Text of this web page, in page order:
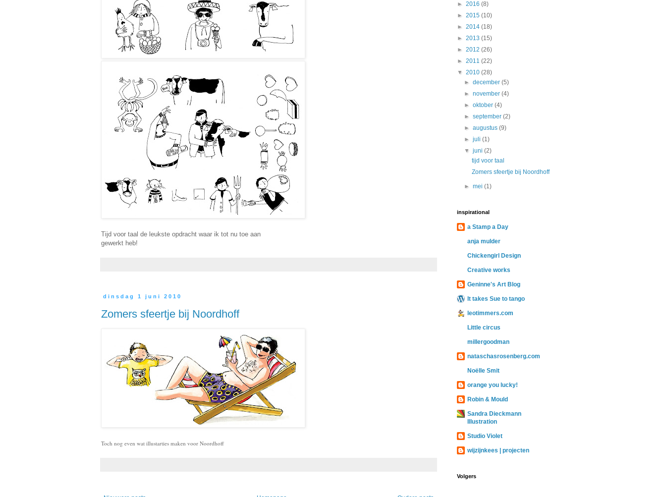
Tijd voor taal de leukste opdracht waar ik tot nu toe aan
gewerkt heb!
dinsdag 1 juni 2010
Zomers sfeertje bij Noordhoff
Toch nog even wat illustarties maken voor Noordhoff
► 2016 (8)
► 2015 (10)
► 2014 (18)
► 2013 (15)
► 2012 (26)
► 2011 (22)
▼ 2010 (28)
►december(5)
►november(4)
►oktober(4)
►september(2)
►augustus(9)
►juli(1)
▼juni(2)
tijd voor taal
Zomers sfeertje bij Noordhoff
►mei(1)
inspirational
a Stamp a Day
anja mulder
Chickengirl Design
Creative works
Geninne's Art Blog
It takes Sue to tango
leotimmers.com
Little circus
millergoodman
nataschasrosenberg.com
Noëlle Smit
orange you lucky!
Robin & Mould
Sandra Dieckmann
Illustration
Studio Violet
wijzijnkees | projecten
Volgers